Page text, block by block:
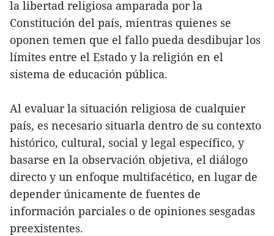
la libertad religiosa amparada por la
Constitución del país, mientras quienes se
oponen temen que el fallo pueda desdibujar los
límites entre el Estado y la religión en el
sistema de educación pública.
Al evaluar la situación religiosa de cualquier
país, es necesario situarla dentro de su contexto
histórico, cultural, social y legal específico, y
basarse en la observación objetiva, el diálogo
directo y un enfoque multifacético, en lugar de
depender únicamente de fuentes de
información parciales o de opiniones sesgadas
preexistentes.